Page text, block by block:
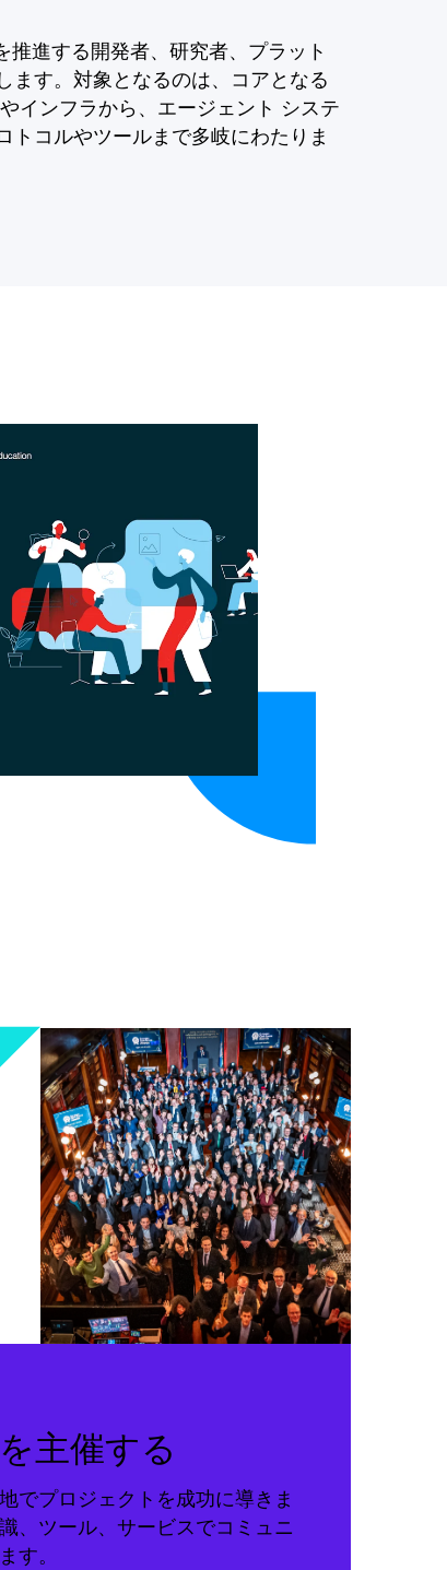
推進する開発者、研究者、プラット
ます。対象となるのは、コアとなる
インフラから、エージェント システ
トコルやツールまで多岐にわたりま
主催する
でプロジェクトを成功に導きま
、ツール、サービスでコミュニ
す。